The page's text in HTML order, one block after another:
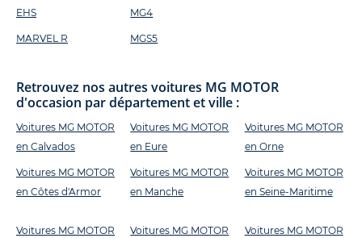
EHS
MARVEL R
MG4
MGS5
Retrouvez nos autres voitures MG MOTOR
d'occasion par département et ville :
Voitures MG MOTOR
en Calvados
Voitures MG MOTOR
en Côtes d'Armor
Voitures MG MOTOR
en Eure
Voitures MG MOTOR
en Manche
Voitures MG MOTOR
en Orne
Voitures MG MOTOR
en Seine-Maritime
Voitures MG MOTOR
Voitures MG MOTOR
Voitures MG MOTOR